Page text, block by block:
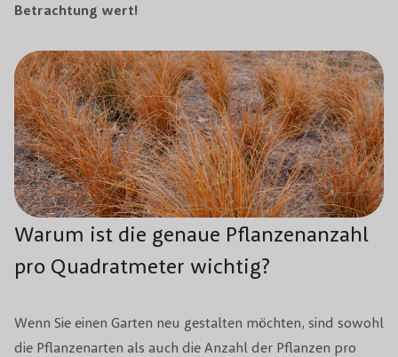
Betrachtung wert!
Warum ist die genaue Pflanzenanzahl
pro Quadratmeter wichtig?
Wenn Sie einen Garten neu gestalten möchten, sind sowohl
die Pflanzenarten als auch die Anzahl der Pflanzen pro